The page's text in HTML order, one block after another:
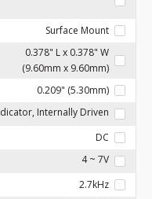
Surface Mount
0.378" L x 0.378" W
(9.60mm x 9.60mm)
0.209" (5.30mm)
Internally Driven
DC
4 ~ 7V
2.7kHz